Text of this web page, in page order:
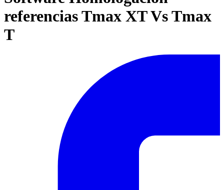
referencias Tmax XT Vs Tmax
T